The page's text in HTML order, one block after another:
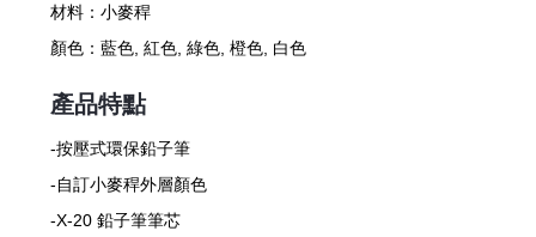
材料： 小麥稈
顏色： 藍色, 紅色, 綠色, 橙色, 白色
產品特點
-按壓式環保鉛子筆
-自訂小麥稈外層顏色
-X-20 鉛子筆筆芯